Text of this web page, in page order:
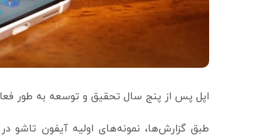
اپل پس از پنج سال تحقیق و توسعه به طور
طبق گزارش‌ها، نمونه‌های اولیه آیفون تاشو